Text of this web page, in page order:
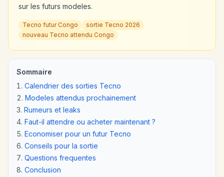
sur les futurs modeles.
Tecno futur Congo
sortie Tecno 2026
nouveau Tecno attendu Congo
Sommaire
Calendrier des sorties Tecno
Modeles attendus prochainement
Rumeurs et leaks
Faut-il attendre ou acheter maintenant ?
Economiser pour un futur Tecno
Conseils pour la sortie
Questions frequentes
Conclusion